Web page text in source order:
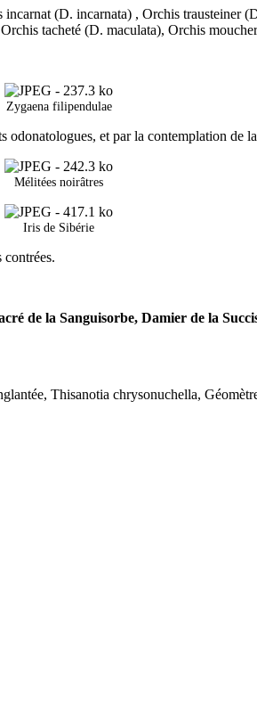
(D. incarnata) , Orchis trausteiner
tacheté (D. maculata), Orchis
Zygaena filipendulae
et par la contemplation de
Mélitées noirâtres
Iris de Sibérie
contrées.
de la Sanguisorbe, Damier de la
Thisanotia chrysonuchella,